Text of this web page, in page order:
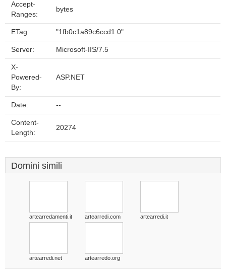
Accept-
Ranges:
bytes
ETag: "1fb0c1a89c6ccd1:0"
Server: Microsoft-IIS/7.5
X-
Powered-
By:
ASP.NET
Date: --
Content-
Length:
20274
Domini simili
artearredamenti.it artearredi.com artearredi.it
artearredi.net artearredo.org